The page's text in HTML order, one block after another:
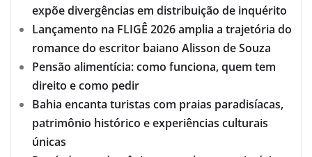
expõe divergências em distribuição de inquérito
Lançamento na FLIGÊ 2026 amplia a trajetória do
romance do escritor baiano Alisson de Souza
Pensão alimentícia: como funciona, quem tem
direito e como pedir
Bahia encanta turistas com praias paradisíacas,
patrimônio histórico e experiências culturais
únicas